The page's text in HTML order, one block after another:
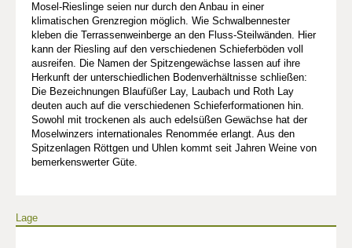
Mosel-Rieslinge seien nur durch den Anbau in einer
klimatischen Grenzregion möglich. Wie Schwalbennester
kleben die Terrassenweinberge an den Fluss-Steilwänden. Hier
kann der Riesling auf den verschiedenen Schieferböden voll
ausreifen. Die Namen der Spitzengewächse lassen auf ihre
Herkunft der unterschiedlichen Bodenverhältnisse schließen:
Die Bezeichnungen Blaufüßer Lay, Laubach und Roth Lay
deuten auch auf die verschiedenen Schieferformationen hin.
Sowohl mit trockenen als auch edelsüßen Gewächse hat der
Moselwinzers internationales Renommée erlangt. Aus den
Spitzenlagen Röttgen und Uhlen kommt seit Jahren Weine von
bemerkenswerter Güte.
Lage